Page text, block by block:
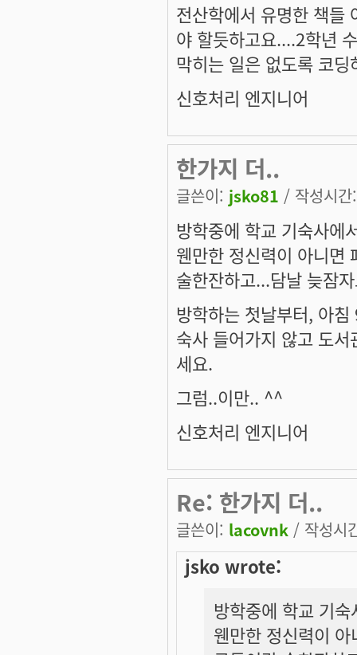
전산학에서 유명한 책들
야 할듯하고요....2학년
막히는 일은 없도록 코
신호처리 엔지니어
한가지 더..
글쓴이: jsko81 / 작성시
방학중에 학교 기숙사에
웬만한 정신력이 아니면
술한잔하고...담날 늦잠
방학하는 첫날부터, 아
숙사 들어가지 않고 도
세요.
그럼..이만.. ^^
신호처리 엔지니어
Re: 한가지 더..
글쓴이: lacovnk / 작성시
jsko wrote:
방학중에 학교 기
웬만한 정신력이